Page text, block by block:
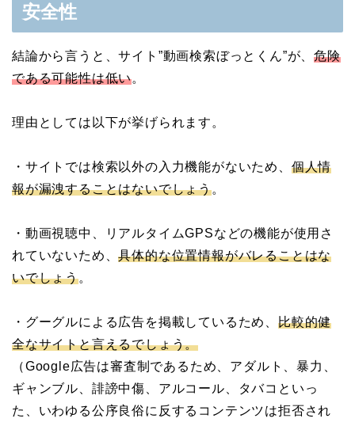
安全性
結論から言うと、サイト”動画検索ぼっとくん”が、危険
である可能性は低い。
理由としては以下が挙げられます。
・サイトでは検索以外の入力機能がないため、 個人情
報が漏洩することはないでしょう。
・動画視聴中、リアルタイムGPSなどの機能が使用さ
れていないため、具体的な位置情報がバレることはな
いでしょう。
・グーグルによる広告を掲載しているため、 比較的健
全なサイトと言えるでしょう。
（Google広告は審査制であるため、アダルト、暴力、
ギャンブル、誹謗中傷、アルコール、タバコといっ
た、いわゆる公序良俗に反するコンテンツは拒否され